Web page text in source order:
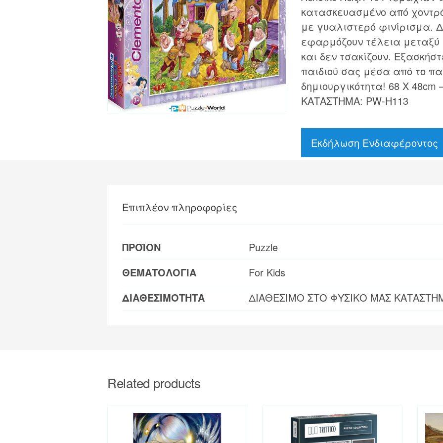
κατασκευασμένο από
με γυαλιστερό φινίρισμα.
εφαρμόζουν τέλεια μεταξύ
και δεν τσακίζουν.
παιδιού σας μέσα από το
δημιουργικότητα! 68 Χ 48cm
ΚΑΤΑΣΤΗΜΑ: PW-H113
Εκδήλωση Ενδιαφέροντος
Επιπλέον πληροφορίες
ΠΡΟΪΟΝ
Puzzle
ΘΕΜΑΤΟΛΟΓΙΑ
For Kids
ΔΙΑΘΕΣΙΜΟΤΗΤΑ
ΔΙΑΘΕΣΙΜΟ ΣΤΟ ΦΥΣΙΚΟ ΜΑΣ
Related products